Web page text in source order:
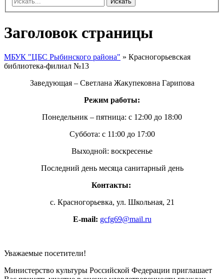
Заголовок страницы
МБУК "ЦБС Рыбинского района" » Красногорьевская
библиотека-филиал №13
Заведующая – Светлана Жакупековна Гарипова
Режим работы:
Понедельник – пятница: с 12:00 до 18:00
Суббота: с 11:00 до 17:00
Выходной: воскресенье
Последний день месяца санитарный день
Контакты:
с. Красногорьевка, ул. Школьная, 21
E-mail: gcfg69@mail.ru
Уважаемые посетители!
Министерство культуры Российской Федерации приглашает